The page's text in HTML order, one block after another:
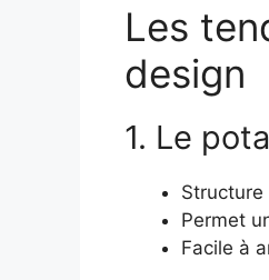
Les
design
1. Le
Permet
Facile à